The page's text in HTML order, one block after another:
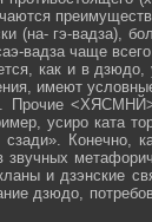
(на- гэ-вадза),
вадза чаще
как и в
имеют
усиро ката
Конечно,
и дзэнские
дзюдо,